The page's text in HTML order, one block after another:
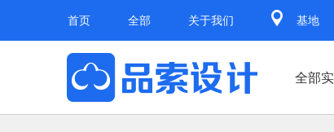
首页 全部 关于我们 基地
全部实